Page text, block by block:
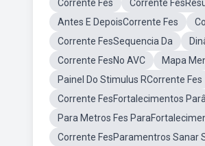
Corrente Fes Corrente
Antes E DepoisCorrente Fes
Corrente FesSequencia Da
Corrente FesNo AVC
Mapa
Painel Do Stimulus RCorrente Fes
Corrente FesFortalecimentos
Para Metros Fes
Corrente FesParamentros Sanar